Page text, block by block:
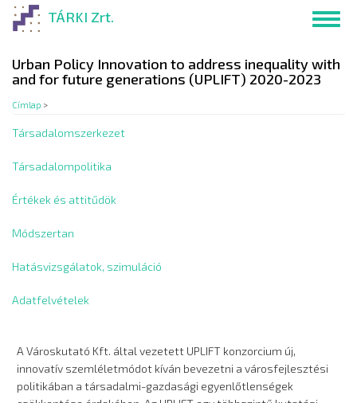
Ugrás
TÁRKI Zrt.
Urban Policy Innovation to address inequality with
and for future generations (UPLIFT) 2020-2023
Címlap >
Társadalomszerkezet
Társadalompolitika
Értékek és attitűdök
Módszertan
Hatásvizsgálatok, szimuláció
Adatfelvételek
A Városkutató Kft. által vezetett UPLIFT konzorcium új,
innovatív szemléletmódot kíván bevezetni a városfejlesztési
politikában a társadalmi-gazdasági egyenlőtlenségek